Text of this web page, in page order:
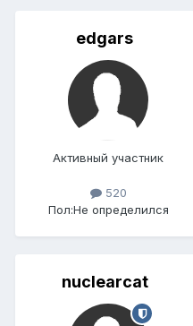
edgars
Активный участник
520
Пол:Не определился
nuclearcat